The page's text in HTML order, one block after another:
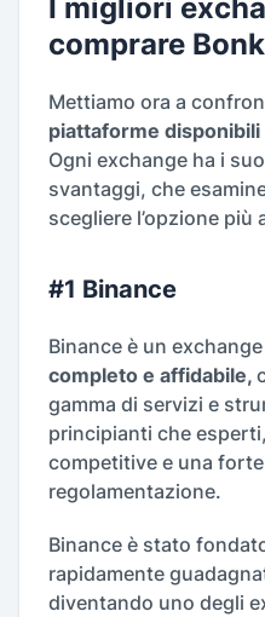
I migliori
comprare
Mettiamo ora a
piattaforme
Ogni exchange ha i
svantaggi, che
scegliere l’opzione più
#1 Binance
Binance è un
completo e affidabile,
gamma di servizi e
principianti che
competitive e una
regolamentazione.
Binance è stato
rapidamente
diventando uno degli